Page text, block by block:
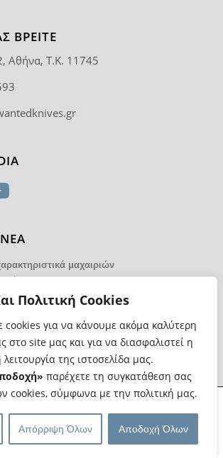
Πολιτική Cookies
cookies για να κάνουμε ακόμα καλύτερη
στο site μας και για να διασφαλιστεί η
της ιστοσελίδα μας.
παρέχετε τη συγκατάθεση σας
cookies, σύμφωνα με την πολιτική μας.
Απόρριψη Όλων Αποδοχή Όλων
ΒΡΕΊΤΕ
Αθήνα, T.K. 11745
μαχαιριών
2018 - 17:21